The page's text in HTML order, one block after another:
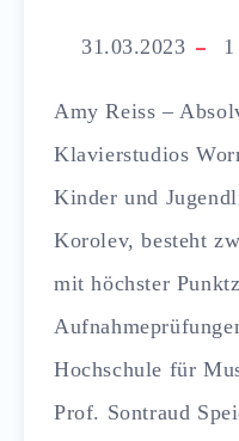
31.03.2023 1
Amy Reiss –
Klavierstudios
Kinder und
Korolev, besteht
mit höchster
Hochschule für
Prof. Sontraud